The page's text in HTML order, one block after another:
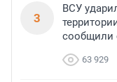
3
ВСУ
сообщили
63 929